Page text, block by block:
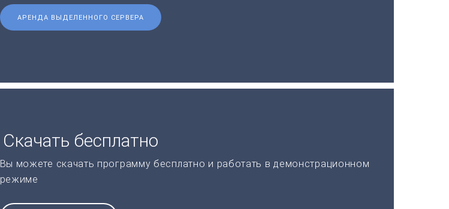
АРЕНДА ВЫДЕЛЕННОГО СЕРВЕРА
Скачать бесплатно
Вы можете скачать программу бесплатно и работать в демонстрационном
режиме